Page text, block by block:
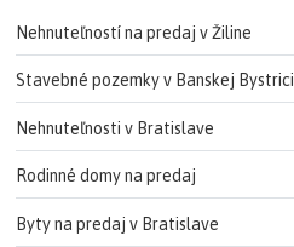
Nehnuteľností na predaj v Žiline
Stavebné pozemky v Banskej Bystrici
Nehnuteľnosti v Bratislave
Rodinné domy na predaj
Byty na predaj v Bratislave